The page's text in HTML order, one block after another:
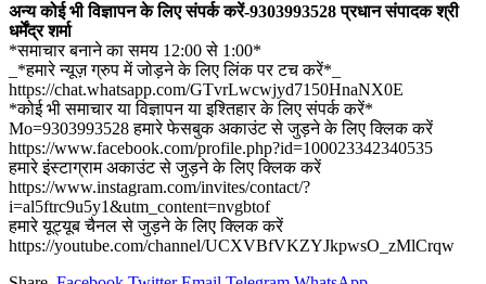
अन्य कोई भी विज्ञापन के लिए संपर्क करें-9303993528 प्रधान संपादक श्री
धर्मेंद्र शर्मा
*समाचार बनाने का समय 12:00 से 1:00*
_*हमारे न्यूज़ ग्रुप में जोड़ने के लिए लिंक पर टच करें*_
https://chat.whatsapp.com/GTvrLwcwjyd7150HnaNX0E
*कोई भी समाचार या विज्ञापन या इश्तिहार के लिए संपर्क करें*
Mo=9303993528 हमारे फेसबुक अकाउंट से जुड़ने के लिए क्लिक करें
https://www.facebook.com/profile.php?id=100023342340535
हमारे इंस्टाग्राम अकाउंट से जुड़ने के लिए क्लिक करें
https://www.instagram.com/invites/contact/?
i=al5ftrc9u5y1&utm_content=nvgbtof
हमारे यूट्यूब चैनल से जुड़ने के लिए क्लिक करें
https://youtube.com/channel/UCXVBfVKZYJkpwsO_zMlCrqw